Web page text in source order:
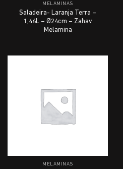
MELAMINAS
Saladeira- Laranja Terra –
1,46L – Ø24cm – Zahav
Melamina
MELAMINAS